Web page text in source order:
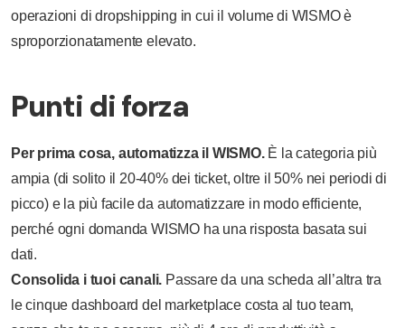
operazioni di dropshipping in cui il volume di WISMO è
sproporzionatamente elevato.
Punti di forza
Per prima cosa, automatizza il WISMO. È la categoria più
ampia (di solito il 20-40% dei ticket, oltre il 50% nei periodi di
picco) e la più facile da automatizzare in modo efficiente,
perché ogni domanda WISMO ha una risposta basata sui
dati.
Consolida i tuoi canali. Passare da una scheda all’altra tra
le cinque dashboard del marketplace costa al tuo team,